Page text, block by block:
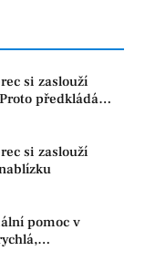
si zaslouží
předkládáme
problémy
si zaslouží
pomoc v
udržovat lidi v